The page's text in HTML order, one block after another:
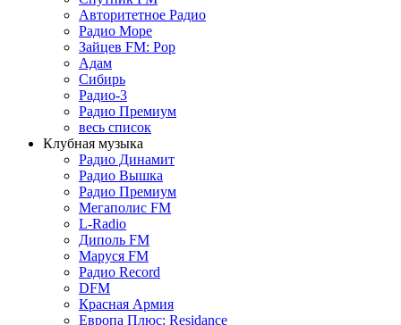
Авторитетное Радио
Радио Море
Зайцев FM: Pop
Адам
Сибирь
Радио-3
Радио Премиум
весь список
Клубная музыка
Радио Динамит
Радио Вышка
Радио Премиум
Мегаполис FM
L-Radio
Диполь FM
Маруся FM
Радио Record
DFM
Красная Армия
Европа Плюс: Residance